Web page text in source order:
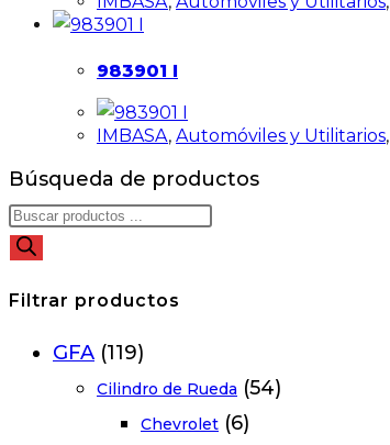
983901 I
IMBASA, Automóviles y Utilitarios,
Búsqueda de productos
Filtrar productos
GFA (119)
Cilindro de Rueda (54)
Chevrolet (6)